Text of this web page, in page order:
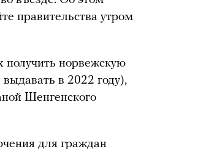
правительства утром
получить норвежскую
в 2022 году),
Шенгенского
для граждан